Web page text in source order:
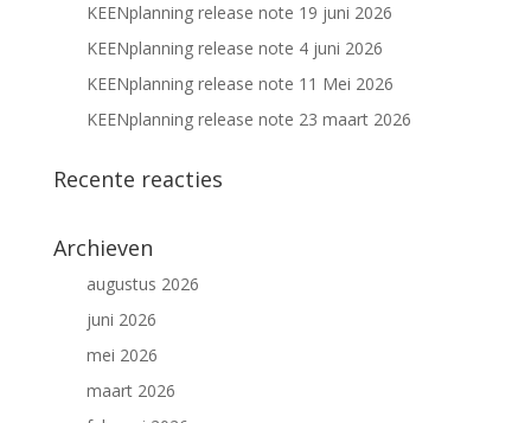
KEENplanning release note 19 juni 2026
KEENplanning release note 4 juni 2026
KEENplanning release note 11 Mei 2026
KEENplanning release note 23 maart 2026
Recente reacties
Archieven
augustus 2026
juni 2026
mei 2026
maart 2026